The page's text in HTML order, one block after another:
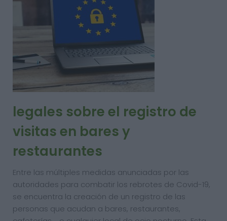
legales sobre el registro de
visitas en bares y
restaurantes
Entre las múltiples medidas anunciadas por las
autoridades para combatir los rebrotes de Covid-19,
se encuentra la creación de un registro de las
personas que acudan a bares, restaurantes,